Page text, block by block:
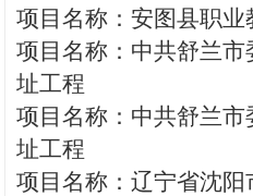
项目名称：安图县职
项目名称：中共舒兰
址工程
项目名称：中共舒兰
址工程
项目名称：辽宁省沈